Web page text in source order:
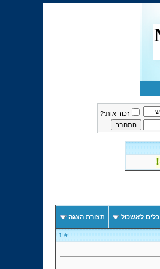
זכור אותי?
כלים לאשכול תצורת הצגה
# 1